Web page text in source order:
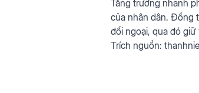
của nhân dân. Đồng
đối ngoại, qua đó
Trích nguồn: